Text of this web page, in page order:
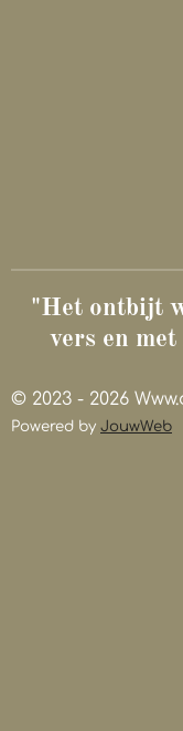
"Het ontbijt
vers en
© 2023 - 2026
Powered by JouwWeb